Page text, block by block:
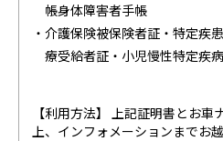
帳身体障害者手帳
・介護保険被保険者証・特定疾
療受給者証・小児慢性特定疾
【利用方法】 上記証明書とお
上、インフォメーションまでお越